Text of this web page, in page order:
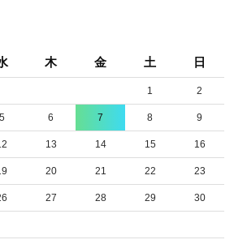
崎
で
地
引
き
網！
出
木 金 土 日
1 2
5 6 7 8 9
13 14 15 16
20 21 22 23
27 28 29 30